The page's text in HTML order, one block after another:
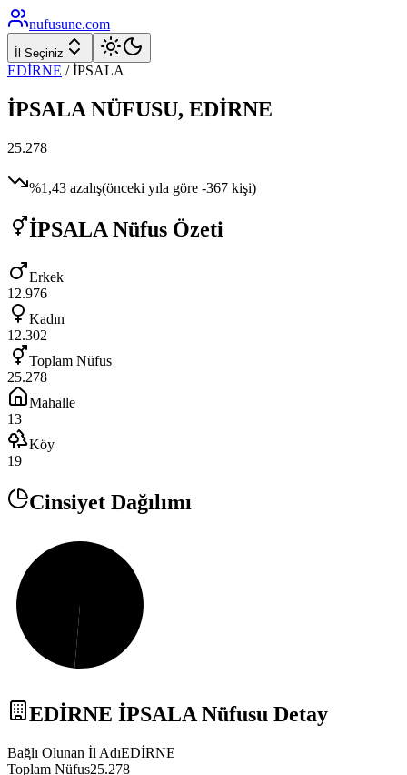
nufusune.com
İl Seçiniz
EDİRNE /İPSALA
İPSALA NÜFUSU, EDİRNE
25.278
%1,43 azalış(önceki yıla göre -367 kişi)
İPSALA Nüfus Özeti
Erkek
12.976
Kadın
12.302
Toplam Nüfus
25.278
Mahalle
13
Köy
19
Cinsiyet Dağılımı
EDİRNE İPSALANüfusu Detay
Bağlı Olunan İl AdıEDİRNE
Toplam Nüfus25.278